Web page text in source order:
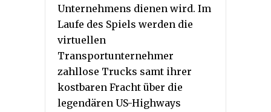
Unternehmens dienen wird. Im
Laufe des Spiels werden die
virtuellen
Transportunternehmer
zahllose Trucks samt ihrer
kostbaren Fracht über die
legendären US-Highways